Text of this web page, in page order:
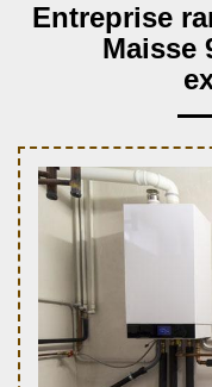
Entreprise
Maisse